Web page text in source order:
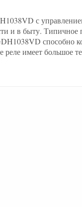
с
и в быту. Типичное
способно
имеет большое